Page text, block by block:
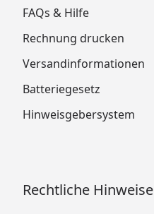
FAQs & Hilfe
Rechnung drucken
Versandinformationen
Batteriegesetz
Hinweisgebersystem
Rechtliche Hinweise